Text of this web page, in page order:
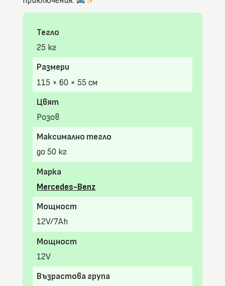
Тегло
25 кг
Размери
115 × 60 × 55 см
Цвят
Розов
Максимално тегло
до 50 кг
Марка
Mercedes-Benz
Мощност
12V/7Ah
Мощност
12V
Възрастова група